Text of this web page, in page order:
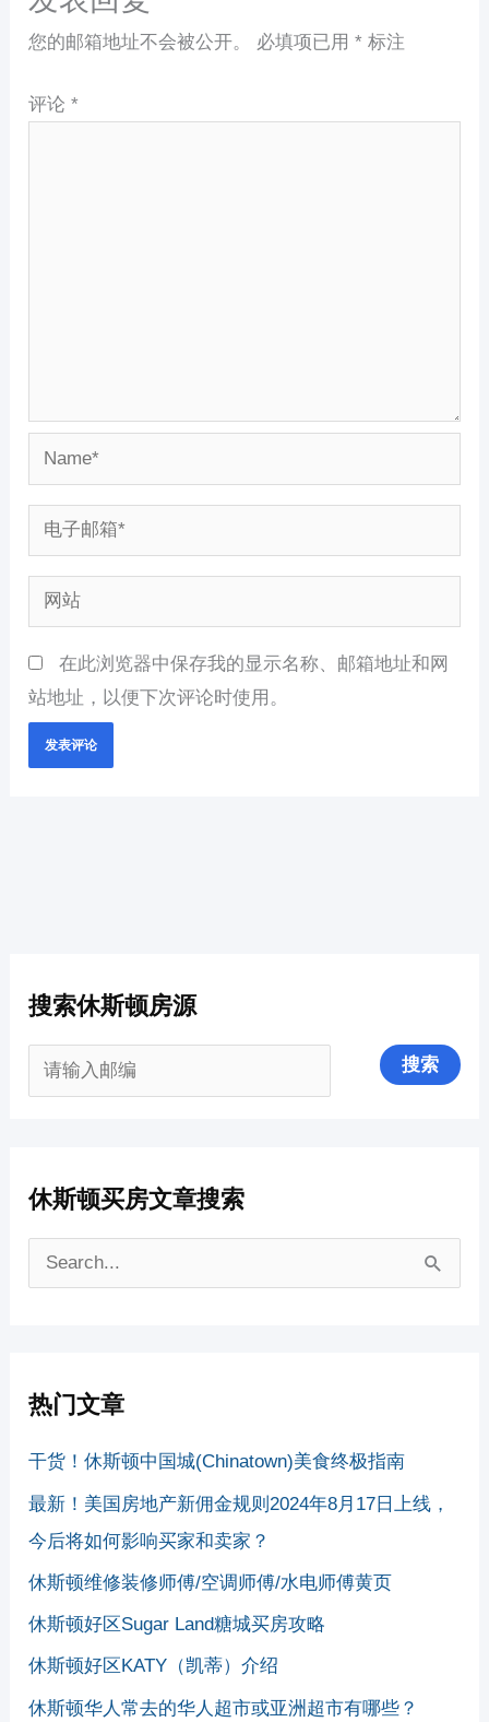
您的邮箱地址不会被公开。 必填项已用* 标注
评论*
Name*
电
子
邮
箱
*
网
站
在此浏览器中保存我的显示名称、邮箱地址和网
站地址，以便下次评论时使用。
搜索休斯顿房源
休斯顿买房文章搜索
热门文章
干货！休斯顿中国城(Chinatown)美食终极指南
最新！美国房地产新佣金规则2024年8月17日上线，
今后将如何影响买家和卖家？
休斯顿维修装修师傅/空调师傅/水电师傅黄页
休斯顿好区Sugar Land糖城买房攻略
休斯顿好区KATY（凯蒂）介绍
休斯顿华人常去的华人超市或亚洲超市有哪些？